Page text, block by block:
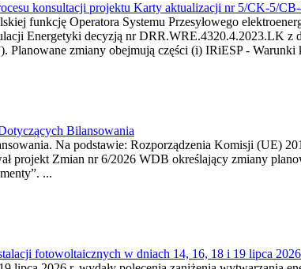
konsultacji projektu Karty aktualizacji nr 5/CK-5/
funkcję Operatora Systemu Przesyłowego
Energetyki decyzją nr DRR.WRE.4320.4.2023.LK z
zmiany obejmują części (i) IRiESP - Warunki
Bilansowania
Na podstawie: Rozporządzenia Komisji (UE)
projekt Zmian nr 6/2026 WDB określający zmiany
...
fotowoltaicznych w dniach 14, 16, 18 i 19 lipca